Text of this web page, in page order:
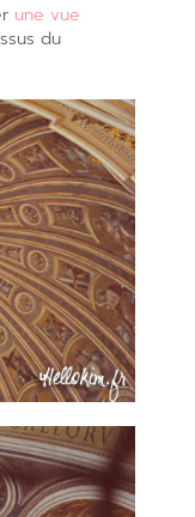
une vue
du